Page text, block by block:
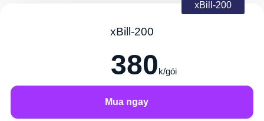
xBill-200
xBill-200
380k/gói
Mua ngay